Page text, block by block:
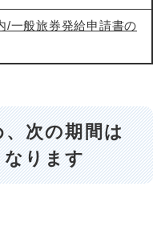
/一般旅券発給申請書の
次の期間は
なります